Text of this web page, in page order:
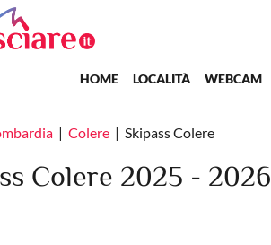
Main navigation
HOME LOCALITÀ WEBCAM
Colere Skipass Colere
Colere 2025 - 2026